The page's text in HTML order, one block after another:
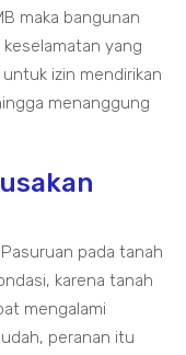
maka bangunan
yang
izin mendirikan
menanggung
pada tanah
karena tanah
mengalami
peranan itu